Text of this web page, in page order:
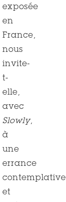
exposée
en
France,
nous
invite-
t-
elle,
avec
Slowly,
à
une
errance
contemplative
et